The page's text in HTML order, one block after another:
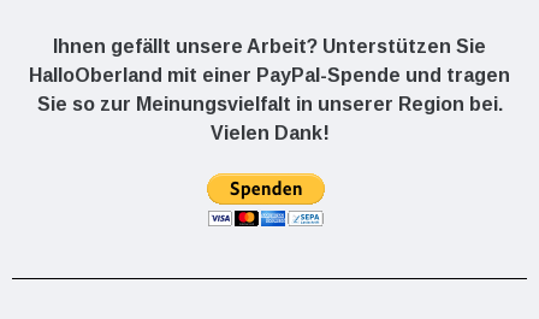
Ihnen gefällt unsere Arbeit? Unterstützen Sie
HalloOberland mit einer PayPal-Spende und tragen
Sie so zur Meinungsvielfalt in unserer Region bei.
Vielen Dank!